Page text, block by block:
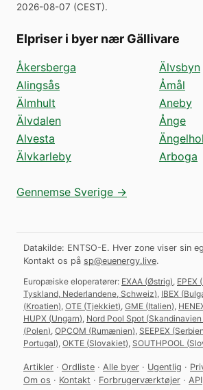
2026-08-07 (CEST).
Elpriser i byer nær Gällivare
Åkersberga
Alingsås
Älmhult
Älvdalen
Alvesta
Älvkarleby
Älvsbyn
Åmål
Aneby
Ånge
Arboga
Gennemse Sverige →
Datakilde: ENTSO-E. Hver zone viser sin
Kontakt os på sp@euenergy.live.
Europæiske eloperatører: EXAA (Østrig) EPEX (
Tyskland, Nederlandene, Schweiz) IBEX (
(Kroatien) OTE (Tjekkiet) GME (Italien)
HUPX (Ungarn) Nord Pool Spot (
(Polen) OPCOM (Rumænien) SEEPEX (Serbien
Portugal) OKTE (Slovakiet) SOUTHPOOL (
Artikler · Ordliste · Alle byer · Ugentlig ·
Om os · Kontakt · Forbrugerværktøjer · API